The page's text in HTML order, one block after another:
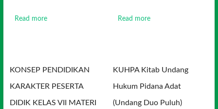
Read more Read more
KONSEP PENDIDIKAN
KARAKTER PESERTA
DIDIK KELAS VII MATERI
KUHPA Kitab Undang
Hukum Pidana Adat
(Undang Duo Puluh)